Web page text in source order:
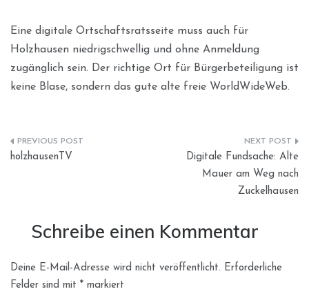
Eine digitale Ortschaftsratsseite muss auch für
Holzhausen niedrigschwellig und ohne Anmeldung
zugänglich sein. Der richtige Ort für Bürgerbeteiligung ist
keine Blase, sondern das gute alte freie WorldWideWeb.
Beitragsnavigation
holzhausenTV
Digitale Fundsache: Alte
Mauer am Weg nach
Zuckelhausen
Schreibe einen Kommentar
Deine E-Mail-Adresse wird nicht veröffentlicht. Erforderliche
Felder sind mit * markiert